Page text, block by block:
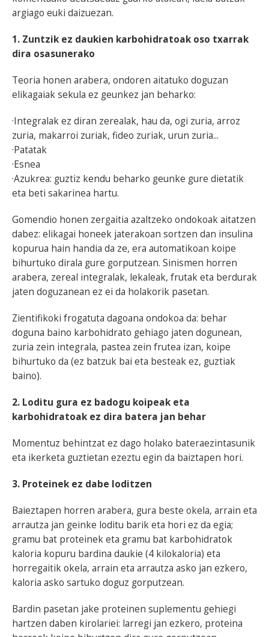
argiago euki daizuezan.
1. Zuntzik ez daukien karbohidratoak oso txarrak
dira osasunerako
Teoria honen arabera, ondoren aitatuko doguzan
elikagaiak sekula ez geunkez jan beharko:
·Integralak ez diran zerealak, hau da, ogi zuria, arroz
zuria, makarroi zuriak, fideo zuriak, urun zuria...
·Patatak
·Esnea
·Azukrea: guztiz kendu beharko geunke gure dietatik
eta beti sakarinea hartu.
Gomendio honen zergaitia azaltzeko ondokoak aitatzen
dabez: elikagai honeek jaterakoan sortzen dan insulina
kopurua hain handia da ze, era automatikoan koipe
bihurtuko dirala gure gorputzean. Sinismen horren
arabera, zereal integralak, lekaleak, frutak eta berdurak
jaten doguzanean ez ei da holakorik pasetan.
Zientifikoki frogatuta dagoana ondokoa da: behar
doguna baino karbohidrato gehiago jaten dogunean,
zuria zein integrala, pastea zein frutea izan, koipe
bihurtuko da (ez batzuk bai eta besteak ez, guztiak
baino).
2. Loditu gura ez badogu koipeak eta
karbohidratoak ez dira batera jan behar
Momentuz behintzat ez dago holako bateraezintasunik
eta ikerketa guztietan ezeztu egin da baiztapen hori.
3. Proteinek ez dabe loditzen
Baieztapen horren arabera, gura beste okela, arrain eta
arrautza jan geinke loditu barik eta hori ez da egia;
gramu bat proteinek eta gramu bat karbohidratok
kaloria kopuru bardina daukie (4 kilokaloria) eta
horregaitik okela, arrain eta arrautza asko jan ezkero,
kaloria asko sartuko doguz gorputzean.
Bardin pasetan jake proteinen suplementu gehiegi
hartzen daben kirolariei: larregi jan ezkero, proteina